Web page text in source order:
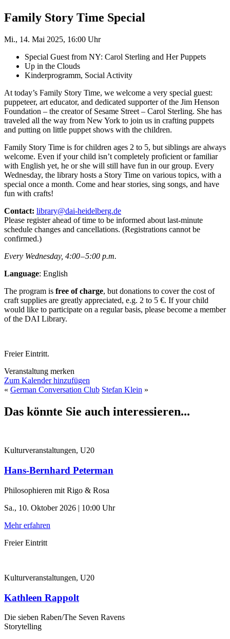
Family Story Time Special
Mi., 14. Mai 2025, 16:00 Uhr
Special Guest from NY: Carol Sterling and Her Puppets
Up in the Clouds
Kinderprogramm, Social Activity
At today’s Family Story Time, we welcome a very special guest:
puppeteer, art educator, and dedicated supporter of the Jim Henson
Foundation – the creator of Sesame Street – Carol Sterling. She has
traveled all the way from New York to join us in crafting puppets
and putting on little puppet shows with the children.
Family Story Time is for children ages 2 to 5, but siblings are always
welcome. Even if your child isn’t completely proficient or familiar
with English yet, he or she will still have fun in our group. Every
Wednesday, the library hosts a Story Time on various topics, with a
special once a month. Come and hear stories, sing songs, and have
fun with crafts!
Contact: library@dai-heidelberg.de
Please register ahead of time to be informed about last-minute
schedule changes and cancellations. (Registrations cannot be
confirmed.)
Every Wednesday, 4:00 – 5:00 p.m.
Language: English
The program is free of charge, but donations to cover the cost of
craft supplies are greatly appreciated, e.g. 2 to 5 €. If your child
would like to participate on a regular basis, please become a member
of the DAI Library.
Freier Eintritt.
Veranstaltung merken
Zum Kalender hinzufügen
« German Conversation Club Stefan Klein »
Das könnte Sie auch interessieren...
Kulturveranstaltungen, U20
Hans-Bernhard Peterman
Philosophieren mit Rigo & Rosa
Sa., 10. Oktober 2026 | 10:00 Uhr
Mehr erfahren
Freier Eintritt
Kulturveranstaltungen, U20
Kathleen Rappolt
Die sieben Raben/The Seven Ravens
Storytelling